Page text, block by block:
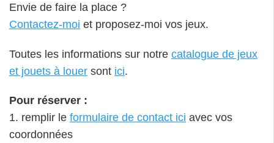
Envie de faire la place ?
Contactez-moi et proposez-moi vos jeux.
Toutes les informations sur notre catalogue de jeux
et jouets à louer sont ici.
Pour réserver :
1. remplir le formulaire de contact ici avec vos
coordonnées